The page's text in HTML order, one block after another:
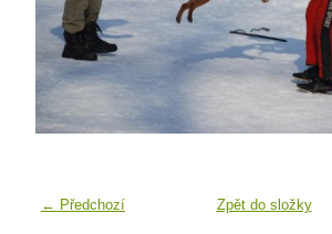
← Předchozí Zpět do složky